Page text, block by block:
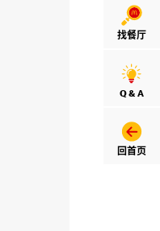
找餐厅
Q & A
回首页